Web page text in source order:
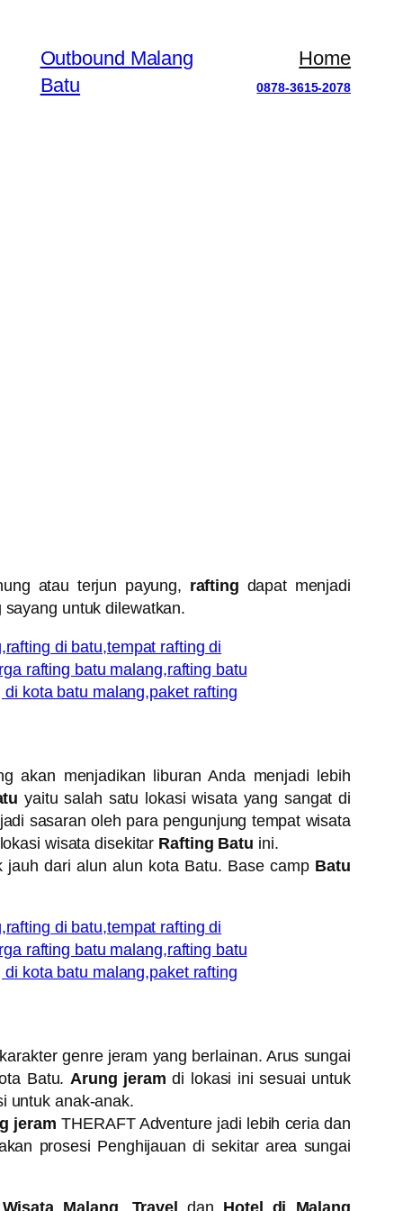
Outbound Malang
Batu
Home
0878-3615-2078
atau terjun payung, rafting dapat menjadi
sayang untuk dilewatkan.
akan menjadikan liburan Anda menjadi lebih
yaitu salah satu lokasi wisata yang sangat di
sasaran oleh para pengunjung tempat wisata
wisata disekitar Rafting Batu ini.
jauh dari alun alun kota Batu. Base camp Batu
genre jeram yang berlainan. Arus sungai
Batu. Arung jeram di lokasi ini sesuai untuk
untuk anak-anak.
jeram THERAFT Adventure jadi lebih ceria dan
prosesi Penghijauan di sekitar area sungai
Wisata Malang, Traveldan Hotel di Malang